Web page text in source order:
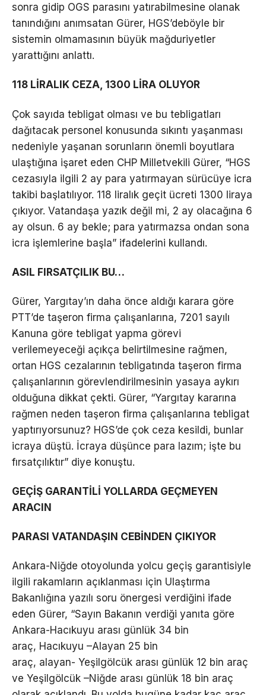
sonra gidip OGS parasını yatırabilmesine olanak
tanındığını anımsatan Gürer, HGS’deböyle bir
sistemin olmamasının büyük mağduriyetler
yarattığını anlattı.
118 LİRALIK CEZA, 1300 LİRA OLUYOR
Çok sayıda tebligat olması ve bu tebligatları
dağıtacak personel konusunda sıkıntı yaşanması
nedeniyle yaşanan sorunların önemli boyutlara
ulaştığına işaret eden CHP Milletvekili Gürer, “HGS
cezasıyla ilgili 2 ay para yatırmayan sürücüye icra
takibi başlatılıyor. 118 liralık geçit ücreti 1300 liraya
çıkıyor. Vatandaşa yazık değil mi, 2 ay olacağına 6
ay olsun. 6 ay bekle; para yatırmazsa ondan sona
icra işlemlerine başla” ifadelerini kullandı.
ASIL FIRSATÇILIK BU…
Gürer, Yargıtay’ın daha önce aldığı karara göre
PTT’de taşeron firma çalışanlarına, 7201 sayılı
Kanuna göre tebligat yapma görevi
verilemeyeceği açıkça belirtilmesine rağmen,
ortan HGS cezalarının tebligatında taşeron firma
çalışanlarının görevlendirilmesinin yasaya aykırı
olduğuna dikkat çekti. Gürer, “Yargıtay kararına
rağmen neden taşeron firma çalışanlarına tebligat
yaptırıyorsunuz? HGS’de çok ceza kesildi, bunlar
icraya düştü. İcraya düşünce para lazım; işte bu
fırsatçılıktır” diye konuştu.
GEÇİŞ GARANTİLİ YOLLARDA GEÇMEYEN
ARACIN
PARASI VATANDAŞIN CEBİNDEN ÇIKIYOR
Ankara-Niğde otoyolunda yolcu geçiş garantisiyle
ilgili rakamların açıklanması için Ulaştırma
Bakanlığına yazılı soru önergesi verdiğini ifade
eden Gürer, “Sayın Bakanın verdiği yanıta göre
Ankara-Hacıkuyu arası günlük 34 bin
araç, Hacıkuyu –Alayan 25 bin
araç, alayan- Yeşilgölcük arası günlük 12 bin araç
ve Yeşilgölcük –Niğde arası günlük 18 bin araç